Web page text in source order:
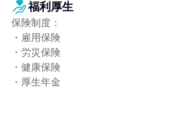
福利厚生
保険制度：
・雇用保険
・労災保険
・健康保険
・厚生年金